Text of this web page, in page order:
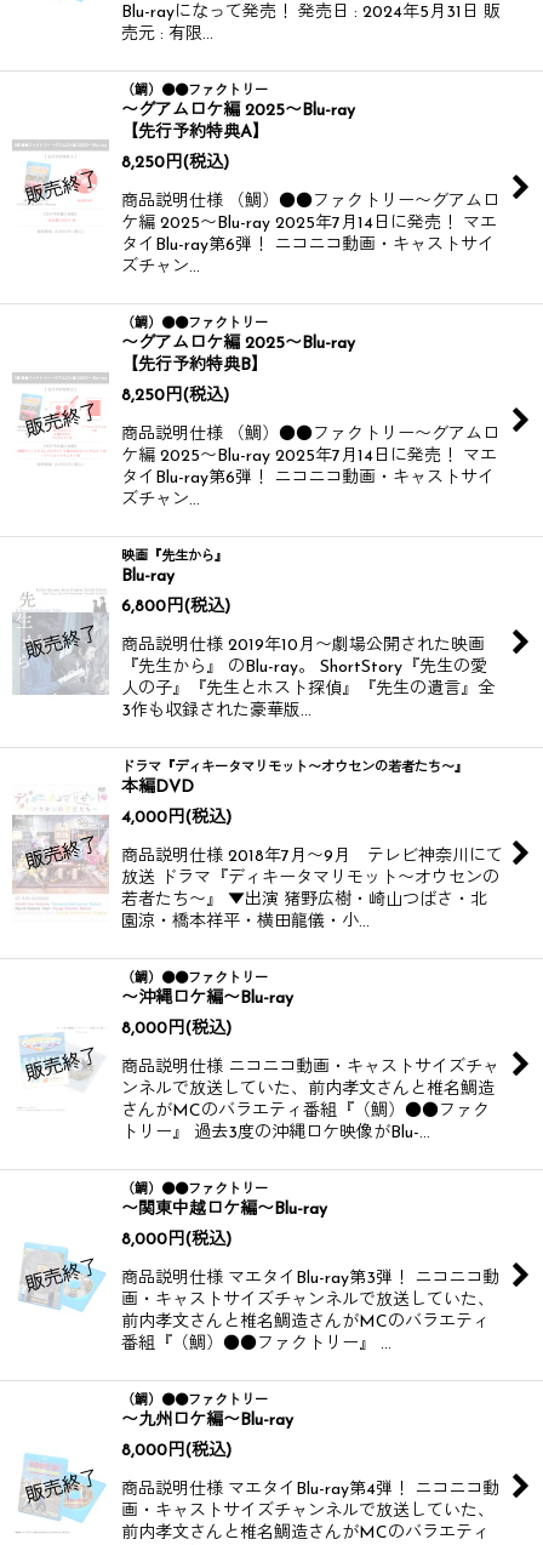
Blu-rayになって発売！ 発売日 : 2024年5月31日 販
売元 : 有限…
（鯛）●●ファクトリー
〜グアムロケ編 2025〜Blu-ray
【先行予約特典A】
8,250 円(税込)
商品説明仕様 （鯛）●●ファクトリー〜グアムロ
ケ編 2025〜Blu-ray 2025年7月14日に発売​！ マエ
タイBlu-ray第6弾！ ニコニコ動画・キャストサイ
ズチャン…
（鯛）●●ファクトリー
〜グアムロケ編 2025〜Blu-ray
【先行予約特典B】
8,250 円(税込)
商品説明仕様 （鯛）●●ファクトリー〜グアムロ
ケ編 2025〜Blu-ray 2025年7月14日に発売​！ マエ
タイBlu-ray第6弾！ ニコニコ動画・キャストサイ
ズチャン…
映画『先生から』
Blu-ray
6,800 円(税込)
商品説明仕様 2019年10月〜劇場公開された映画
『先生から』 のBlu-ray。 ShortStory『先生の愛
人の子』『先生とホスト探偵』『先生の遺言』全
3作も収録された豪華版…
ドラマ『ディキータマリモット〜オウセンの若者たち〜』
本編DVD
4,000 円(税込)
商品説明仕様 2018年7月〜9月 テレビ神奈川にて
放送 ドラマ『ディキータマリモット〜オウセンの
若者たち〜』 ▼出演 猪野広樹・崎山つばさ・北
園涼・橋本祥平・横田龍儀・小…
（鯛）●●ファクトリー
〜沖縄ロケ編〜Blu-ray
8,000 円(税込)
商品説明仕様 ニコニコ動画・キャストサイズチャ
ンネルで放送していた、前内孝文さんと椎名鯛造
さんがMCのバラエティ番組『（鯛）●●ファク
トリー』 過去3度の沖縄ロケ映像がBlu-…
（鯛）●●ファクトリー
〜関東中越ロケ編〜Blu-ray
8,000 円(税込)
商品説明仕様 マエタイBlu-ray第3弾！ ニコニコ動
画・キャストサイズチャンネルで放送していた、
前内孝文さんと椎名鯛造さんがMCのバラエティ
番組『（鯛）●●ファクトリー』 …
（鯛）●●ファクトリー
〜九州ロケ編〜Blu-ray
8,000 円(税込)
商品説明仕様 マエタイBlu-ray第4弾！ ニコニコ動
画・キャストサイズチャンネルで放送していた、
前内孝文さんと椎名鯛造さんがMCのバラエティ